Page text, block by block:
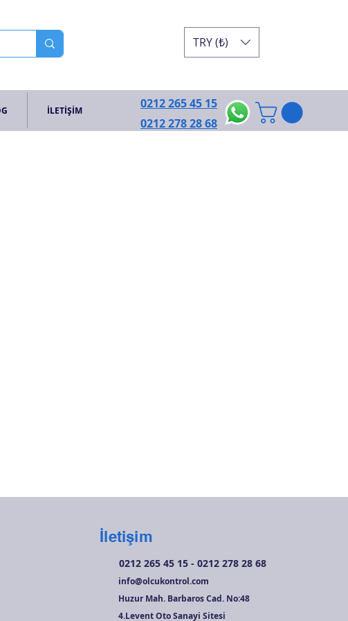
TRY (₺)
İLETİŞİM
0212 265 45 15
0212 278 28 68
İletişim
0212 265 45 15 - 0212 278 28 68
info@olcukontrol.com
Huzur Mah. Barbaros Cad. No:48
4.Levent Oto Sanayi Sitesi